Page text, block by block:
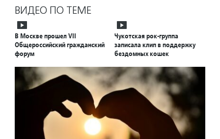
ВИДЕО ПО ТЕМЕ
В Москве прошел VII
Общероссийский гражданский
форум
Чукотская рок-группа
записала клип в поддержку
бездомных кошек